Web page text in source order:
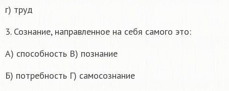
г) труд
3. Сознание, направленное на себя самого это:
А) способность В) познание
Б) потребность Г) самосознание